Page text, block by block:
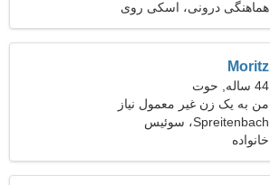
هماهنگی درونی، اسکی روی
آب
Moritz
44 ساله, حوت
من به یک زن غیر معمول نیاز
دارم
Spreitenbach، سوئیس
خانواده